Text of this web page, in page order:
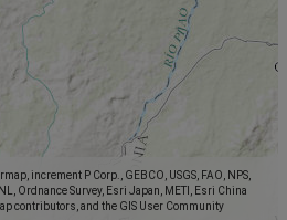
increment P Corp., GEBCO, USGS, FAO, NPS,
Ordnance Survey, Esri Japan, METI, Esri China
contributors, and the GIS User Community